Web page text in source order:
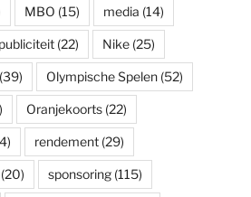
MBO (15) media (14)
(22) Nike(25)
Olympische Spelen(52)
Oranjekoorts(22)
rendement(29)
sponsoring(115)